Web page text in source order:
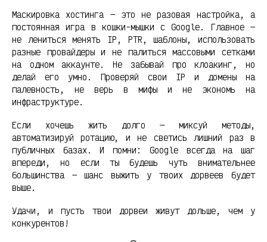
Маскировка хостинга — это не разовая настройка, а
постоянная игра в кошки-мышки с Google. Главное —
не лениться менять IP, PTR, шаблоны, использовать
разные провайдеры и не палиться массовыми сетками
на одном аккаунте. Не забывай про клоакинг, но
делай его умно. Проверяй свои IP и домены на
палевность, не верь в мифы и не экономь на
инфраструктуре.
Если хочешь жить долго — миксуй методы,
автоматизируй ротацию, и не светись лишний раз в
публичных базах. И помни: Google всегда на шаг
впереди, но если ты будешь чуть внимательнее
большинства — шанс выжить у твоих дорвеев будет
выше.
Удачи, и пусть твои дорвеи живут дольше, чем у
конкурентов!